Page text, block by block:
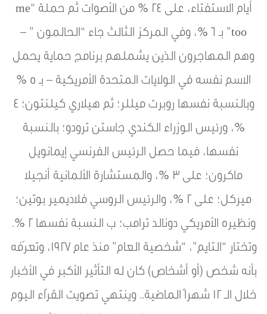
أيام الاستفتاء، على 24 % من الأصوات ثم حملة “me
too” بـ 6 %، وفي المركز الثالث جاء “الحالمون ” –
وهم المهاجرون الذين يشملهم برنامج حماية يحمل
الاسم نفسه في الولايات المتحدة الأمريكية – بـ 5 %
وبالنسبة نفسها روبرت ميللر؛ ثم هيلاري كيلنتون؛ 4
%، ورئيس الوزراء الكندي جاستن ترودو؛ بالنسبة
نفسها، فيما حصل الرئيس الفرنسي إيمانويل
ماكرون؛ على 3 %، والمستشارة الألمانية أنجيلا
ميركل؛ على 2 %، والرئيس الروسي فلاديمير بوتين؛
ونظيره الأمريكي دونالد ترامب؛ ب النسبة نفسها 2 %.
وتختار “التايم”، “شخصية العام” منذ عام 1927، وتعرّفه
بأنه شخص (أو أشخاص) كان له التأثير الأكبر في الأخبار
خلال الـ 12 شهراً الماضية.. وينتهي تصويت القرّاء اليوم